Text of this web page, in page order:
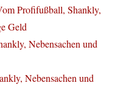
Profifußball, Shankly,
Geld
Nebensachen und
Nebensachen und